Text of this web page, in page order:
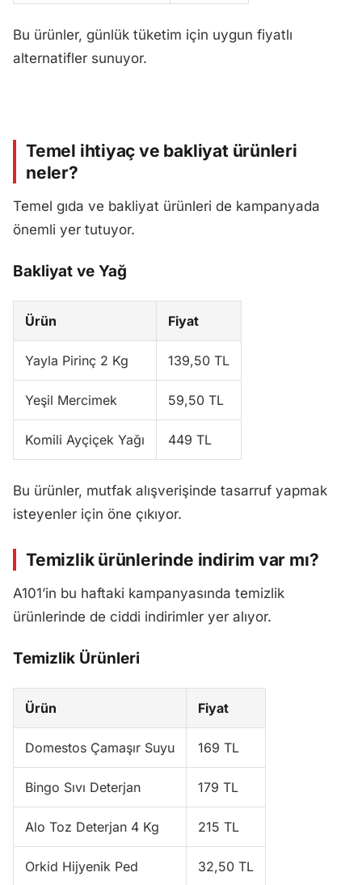
Bu ürünler, günlük tüketim için uygun fiyatlı
alternatifler sunuyor.
Temel ihtiyaç ve bakliyat ürünleri
neler?
Temel gıda ve bakliyat ürünleri de kampanyada
önemli yer tutuyor.
Bakliyat ve Yağ
Ürün Fiyat
Yayla Pirinç 2 Kg 139,50 TL
Yeşil Mercimek 59,50 TL
Komili Ayçiçek Yağı 449 TL
Bu ürünler, mutfak alışverişinde tasarruf yapmak
isteyenler için öne çıkıyor.
Temizlik ürünlerinde indirim var mı?
A101’in bu haftaki kampanyasında temizlik
ürünlerinde de ciddi indirimler yer alıyor.
Temizlik Ürünleri
Ürün Fiyat
Domestos Çamaşır Suyu 169 TL
Bingo Sıvı Deterjan 179 TL
Alo Toz Deterjan 4 Kg 215 TL
Orkid Hijyenik Ped 32,50 TL